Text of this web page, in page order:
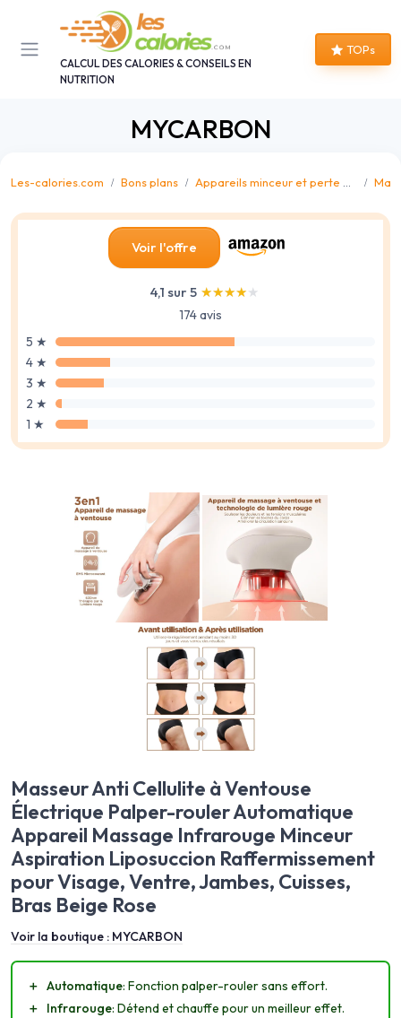
CALCUL DES CALORIES & CONSEILS EN
NUTRITION
TOPs
MYCARBON
Les-calories.com Bons plans Appareils minceur et perte de graisse
Voir l'offre
4,1 sur 5 ★★★★★
★★★★★
174 avis
5 ★
4 ★
3 ★
2 ★
1 ★
Masseur Anti Cellulite à Ventouse
Électrique Palper-rouler Automatique
Appareil Massage Infrarouge Minceur
Aspiration Liposuccion Raffermissement
pour Visage, Ventre, Jambes, Cuisses,
Bras Beige Rose
Voir la boutique : MYCARBON
＋ Automatique: Fonction palper-rouler sans effort.
＋
Infrarouge: Détend et chauffe pour un meilleur effet.
Panneau de gestion des cookies